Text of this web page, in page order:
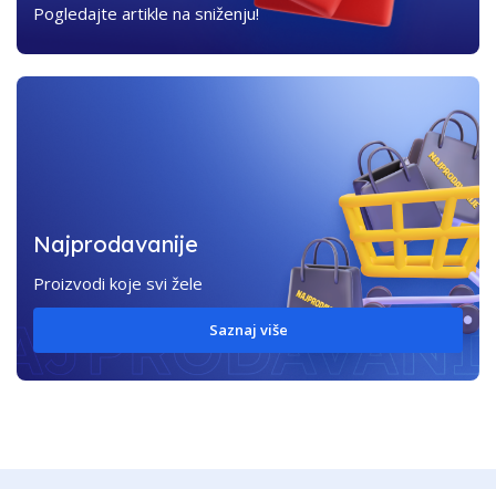
Pogledajte artikle na sniženju!
Najprodavanije
Proizvodi koje svi žele
Saznaj više